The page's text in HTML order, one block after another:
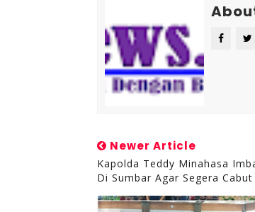
Newer Article
Kapolda Teddy Minahasa
Di Sumbar Agar Segera